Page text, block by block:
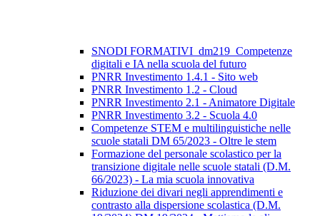
SNODI FORMATIVI_dm219_Competenze
digitali e IA nella scuola del futuro
PNRR Investimento 1.4.1 - Sito web
PNRR Investimento 1.2 - Cloud
PNRR Investimento 2.1 - Animatore Digitale
PNRR Investimento 3.2 - Scuola 4.0
Competenze STEM e multilinguistiche nelle
scuole statali DM 65/2023 - Oltre le stem
Formazione del personale scolastico per la
transizione digitale nelle scuole statali (D.M.
66/2023) - La mia scuola innovativa
Riduzione dei divari negli apprendimenti e
contrasto alla dispersione scolastica (D.M.